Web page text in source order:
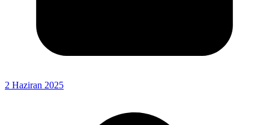
2 Haziran 2025